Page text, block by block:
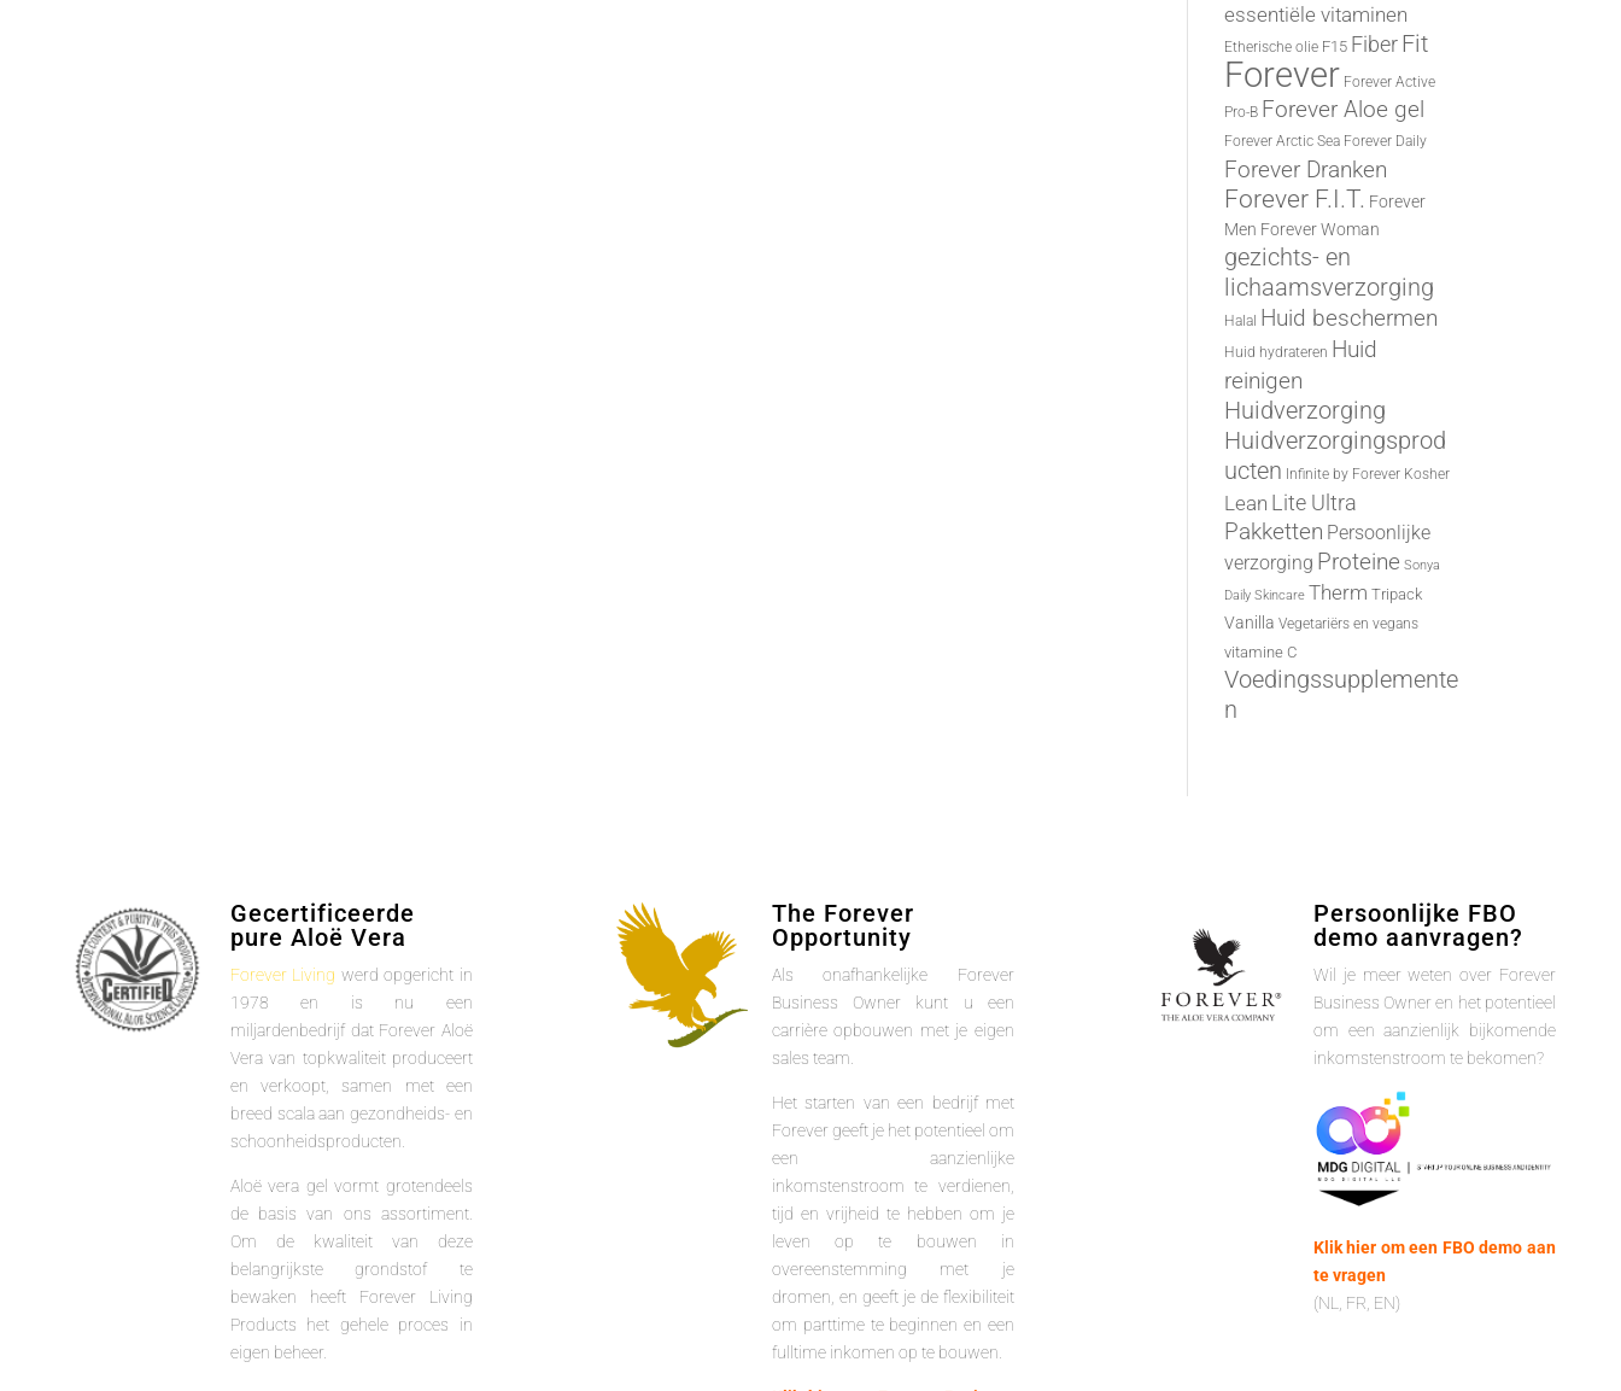
essentiële vitaminen
Etherische olie F15 FiberFit
Forever Forever Active
Pro-B Forever Aloe gel
Forever Arctic Sea Forever Daily
Forever Dranken
Forever F.I.T. Forever
Men Forever Woman
gezichts- en
lichaamsverzorging
Halal Huid beschermen
Huid hydrateren Huid
reinigen
Huidverzorging
Huidverzorgingsprod
ucten Infinite by Forever Kosher
Lean Lite Ultra
Pakketten Persoonlijke
verzorging Proteine Sonya
Daily Skincare Therm Tripack
Vanilla Vegetariërs en vegans
vitamine C
Voedingssupplemente
n
Gecertificeerde
pure Aloë Vera
Forever Living werd opgericht in
1978 en is nu een
miljardenbedrijf dat Forever Aloë
Vera van topkwaliteit produceert
en verkoopt, samen met een
breed scala aan gezondheids- en
schoonheidsproducten.
Aloë vera gel vormt grotendeels
de basis van ons assortiment.
Om de kwaliteit van deze
belangrijkste grondstof te
bewaken heeft Forever Living
Products het gehele proces in
eigen beheer.
The Forever
Opportunity
Als onafhankelijke Forever
Business Owner kunt u een
carrière opbouwen met je eigen
sales team.
Het starten van een bedrijf met
Forever geeft je het potentieel om
een aanzienlijke
inkomstenstroom te verdienen,
tijd en vrijheid te hebben om je
leven op te bouwen in
overeenstemming met je
dromen, en geeft je de flexibiliteit
om parttime te beginnen en een
fulltime inkomen op te bouwen.
Persoonlijke FBO
demo aanvragen?
Wil je meer weten over Forever
Business Owner en het potentieel
om een aanzienlijk bijkomende
inkomstenstroom te bekomen?
Klik hier om een FBO demo aan
te vragen
(NL, FR, EN)